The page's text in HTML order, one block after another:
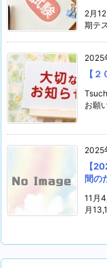
2月
期テ
2025
【
お願
2025
【
間の
11月
月